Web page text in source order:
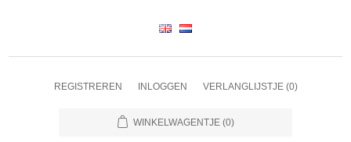
REGISTREREN INLOGGEN VERLANGLIJSTJE (0)
WINKELWAGENTJE (0)